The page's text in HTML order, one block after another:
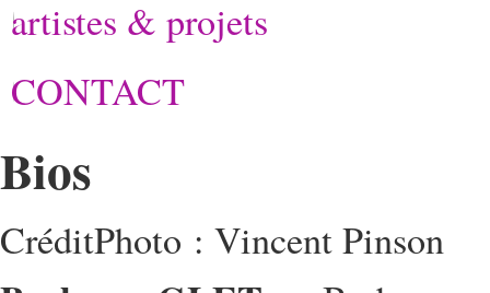
artistes & projets
CONTACT
Bios
CréditPhoto : Vincent Pinson